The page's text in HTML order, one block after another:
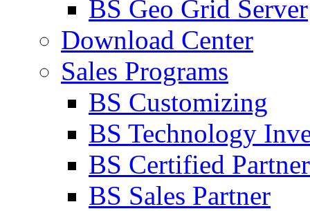
BS Geo Grid Server
Download Center
Sales Programs
BS Customizing
BS Technology
BS Certified Partner
BS Sales Partner